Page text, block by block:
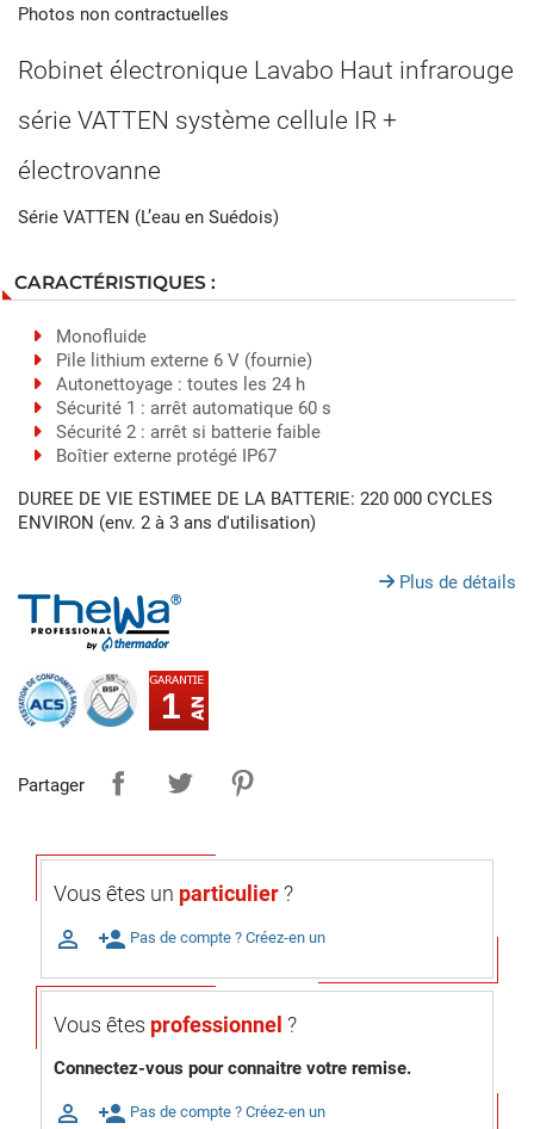
Photos non contractuelles
Robinet électronique Lavabo Haut infrarouge
série VATTEN système cellule IR +
électrovanne
Série VATTEN (L’eau en Suédois)
CARACTÉRISTIQUES :
Monofluide
Pile lithium externe 6 V (fournie)
Autonettoyage : toutes les 24 h
Sécurité 1 : arrêt automatique 60 s
Sécurité 2 : arrêt si batterie faible
Boîtier externe protégé IP67
DUREE DE VIE ESTIMEE DE LA BATTERIE: 220 000 CYCLES
ENVIRON (env. 2 à 3 ans d'utilisation)
Plus de détails
1
Partager
Vous êtes un particulier?
 person_add Pas de compte ? Créez-en un
Vous êtes professionnel ?
Connectez-vous pour connaitre votre remise.
 person_add Pas de compte ? Créez-en un